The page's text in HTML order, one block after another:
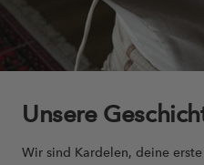
Unsere
Wir sind Kardelen, deine